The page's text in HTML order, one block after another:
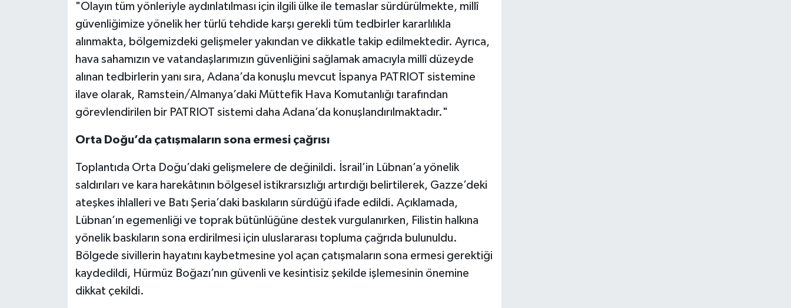
"Olayın tüm yönleriyle aydınlatılması için ilgili ülke ile temaslar sürdürülmekte, millî
güvenliğimize yönelik her türlü tehdide karşı gerekli tüm tedbirler kararlılıkla
alınmakta, bölgemizdeki gelişmeler yakından ve dikkatle takip edilmektedir. Ayrıca,
hava sahamızın ve vatandaşlarımızın güvenliğini sağlamak amacıyla millî düzeyde
alınan tedbirlerin yanı sıra, Adana’da konuşlu mevcut İspanya PATRIOT sistemine
ilave olarak, Ramstein/Almanya’daki Müttefik Hava Komutanlığı tarafından
görevlendirilen bir PATRIOT sistemi daha Adana’da konuşlandırılmaktadır."
Orta Doğu’da çatışmaların sona ermesi çağrısı
Toplantıda Orta Doğu’daki gelişmelere de değinildi. İsrail’in Lübnan’a yönelik
saldırıları ve kara harekâtının bölgesel istikrarsızlığı artırdığı belirtilerek, Gazze’deki
ateşkes ihlalleri ve Batı Şeria’daki baskıların sürdüğü ifade edildi. Açıklamada,
Lübnan’ın egemenliği ve toprak bütünlüğüne destek vurgulanırken, Filistin halkına
yönelik baskıların sona erdirilmesi için uluslararası topluma çağrıda bulunuldu.
Bölgede sivillerin hayatını kaybetmesine yol açan çatışmaların sona ermesi gerektiği
kaydedildi, Hürmüz Boğazı’nın güvenli ve kesintisiz şekilde işlemesinin önemine
dikkat çekildi.